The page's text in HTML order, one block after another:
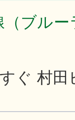
（ブル
ぐ 村田